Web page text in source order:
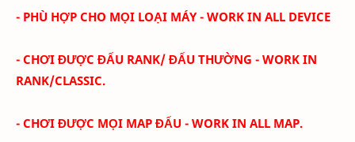
- PHÙ HỢP CHO MỌI LOẠI MÁY - WORK IN ALL DEVICE
- CHƠI ĐƯỢC ĐẤU RANK/ ĐẤU THƯỜNG - WORK IN
RANK/CLASSIC.
- CHƠI ĐƯỢC MỌI MAP ĐẤU - WORK IN ALL MAP.